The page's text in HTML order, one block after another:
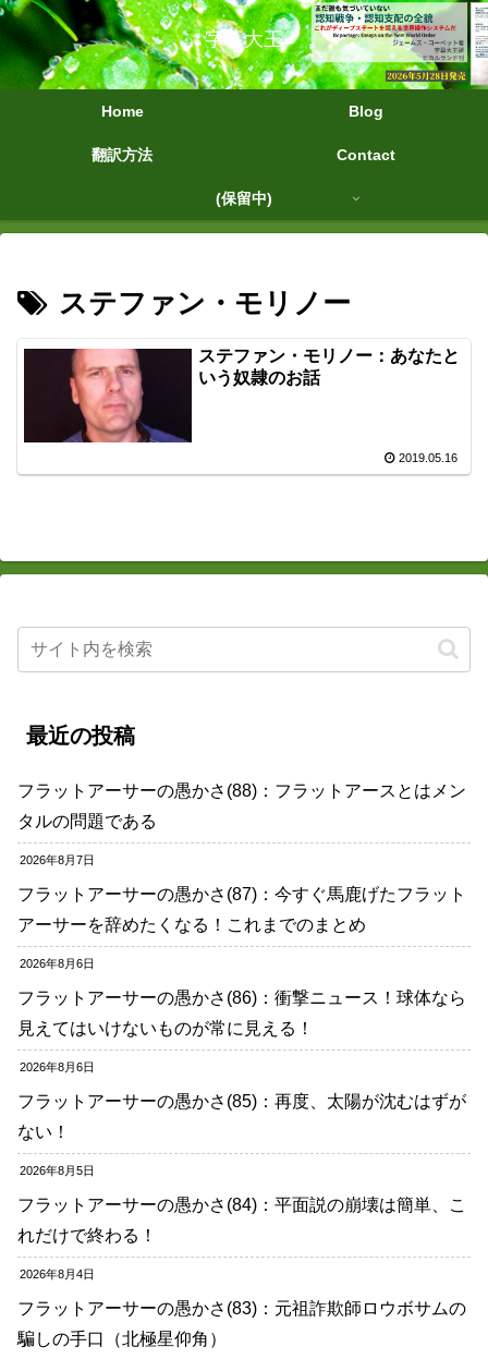
字幕大王
Home Blog
翻訳方法 Contact
(保留中)
ステファン・モリノー
ステファン・モリノー：あなたと
いう奴隷のお話
2019.05.16
最近の投稿
フラットアーサーの愚かさ(88)：フラットアースとはメン
タルの問題である
2026年8月7日
フラットアーサーの愚かさ(87)：今すぐ馬鹿げたフラット
アーサーを辞めたくなる！これまでのまとめ
2026年8月6日
フラットアーサーの愚かさ(86)：衝撃ニュース！球体なら
見えてはいけないものが常に見える！
2026年8月6日
フラットアーサーの愚かさ(85)：再度、太陽が沈むはずが
ない！
2026年8月5日
フラットアーサーの愚かさ(84)：平面説の崩壊は簡単、こ
れだけで終わる！
2026年8月4日
フラットアーサーの愚かさ(83)：元祖詐欺師ロウボサムの
騙しの手口（北極星仰角）